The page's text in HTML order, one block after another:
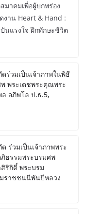
าคมเพื่อผู้บกพร่อง
งาน Heart & Hand :
นแรงใจ ฝึกทักษะชีวิต
ร่วมเป็นเจ้าภาพในพิธี
พระเดชพระคุณพระ
อภิพโล ป.ธ.5,
ร่วมเป็นเจ้าภาพพระ
ธรรมพระบรมศพ
สิริกิติ์ พระบรม
ราชชนนีพันปีหลวง